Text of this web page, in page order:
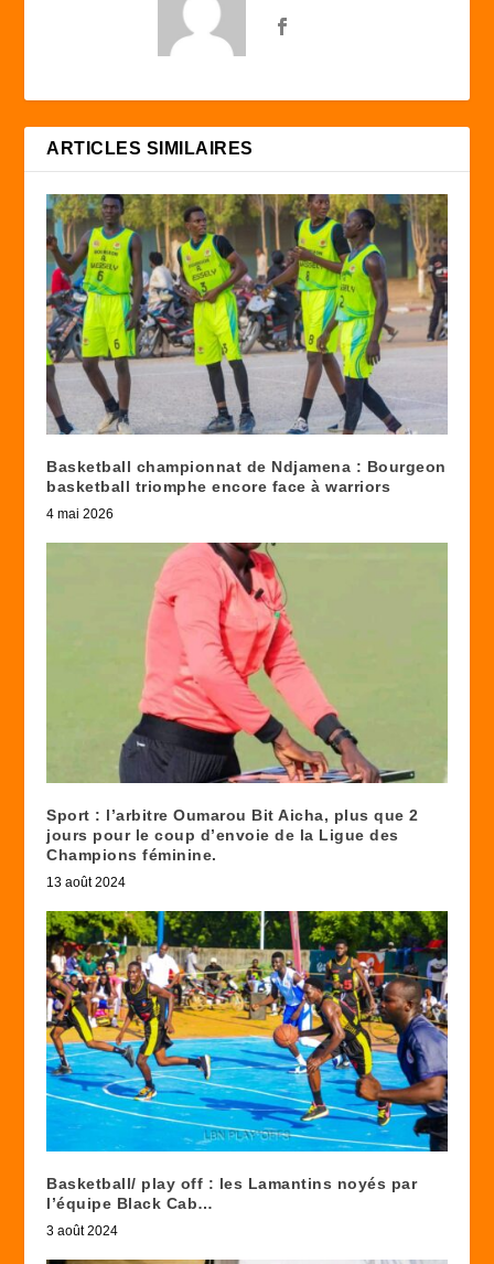
ARTICLES SIMILAIRES
Basketball championnat de Ndjamena : Bourgeon
basketball triomphe encore face à warriors
4 mai 2026
Sport : l’arbitre Oumarou Bit Aicha, plus que 2
jours pour le coup d’envoie de la Ligue des
Champions féminine.
13 août 2024
Basketball/ play off : les Lamantins noyés par
l’équipe Black Cab…
3 août 2024